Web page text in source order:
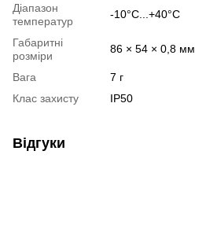
Діапазон
температур
-10°C...+40°C
Габаритні
розміри
86 × 54 × 0,8 мм
Вага
7 г
Клас захисту
IP50
Відгуки